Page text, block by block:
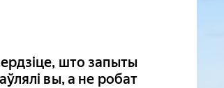
што запыты
вы, а не робат